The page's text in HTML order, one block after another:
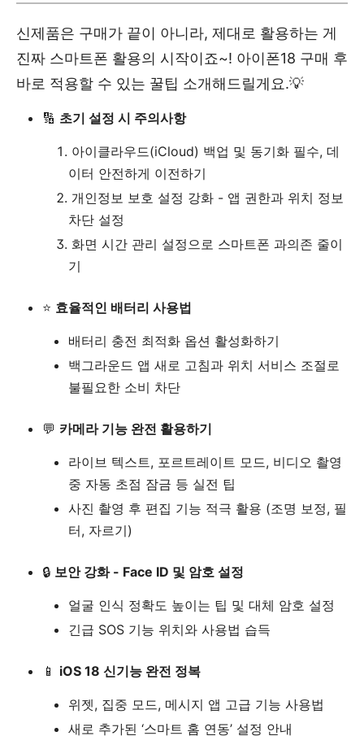
신제품은 구매가 끝이 아니라, 제대로 활용하는 게
진짜 스마트폰 활용의 시작이죠~! 아이폰18 구매 후
바로 적용할 수 있는 꿀팁 소개해드릴게요.💡
🔢 초기 설정 시 주의사항
아이클라우드(iCloud) 백업 및 동기화 필수, 데
이터 안전하게 이전하기
개인정보 보호 설정 강화 - 앱 권한과 위치 정보
차단 설정
화면 시간 관리 설정으로 스마트폰 과의존 줄이
기
⭐ 효율적인 배터리 사용법
배터리 충전 최적화 옵션 활성화하기
백그라운드 앱 새로 고침과 위치 서비스 조절로
불필요한 소비 차단
💬 카메라 기능 완전 활용하기
라이브 텍스트, 포르트레이트 모드, 비디오 촬영
중 자동 초점 잠금 등 실전 팁
사진 촬영 후 편집 기능 적극 활용 (조명 보정, 필
터, 자르기)
🔒 보안 강화 - Face ID 및 암호 설정
얼굴 인식 정확도 높이는 팁 및 대체 암호 설정
긴급 SOS 기능 위치와 사용법 습득
📱 iOS 18 신기능 완전 정복
위젯, 집중 모드, 메시지 앱 고급 기능 사용법
새로 추가된 ‘스마트 홈 연동’ 설정 안내